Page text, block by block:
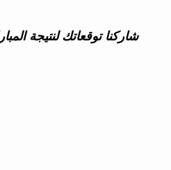
شاركنا توقعاتك لنتيجة